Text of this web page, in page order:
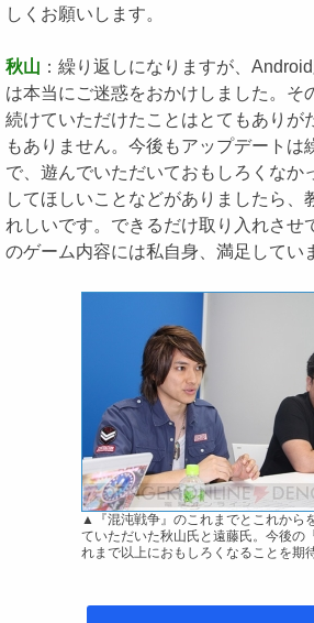
しくお願いします。
秋山 ：繰り返しになりますが、
は本当にご迷惑をおかけしました。そ
続けていただけたことはとてもありが
もありません。今後もアップデートは
で、遊んでいただいておもしろくなか
してほしいことなどがありましたら、
れしいです。できるだけ取り入れさせ
のゲーム内容には私自身、満足してい
▲『混沌戦争』のこれまでとこれから
ていただいた秋山氏と遠藤氏。今後の
れまで以上におもしろくなることを期